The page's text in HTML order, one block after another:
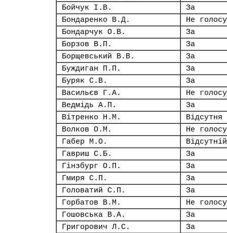
Бойчук І.В.
За
Бондаренко В.Д.
Не
Бондарчук О.В.
За
Борзов В.П.
За
Борщевський В.В.
За
Буждиган П.П.
За
Буряк С.В.
За
Васильєв Г.А.
Не
Ведмідь А.П.
За
Вітренко Н.М.
Відсутня
Волков О.М.
Не
Габер М.О.
Відсутній
Гавриш С.Б.
За
Гінзбург О.П.
За
Гмиря С.П.
За
Головатий С.П.
За
Горбатов В.М.
Не
Гошовська В.А.
За
Григорович Л.С.
За